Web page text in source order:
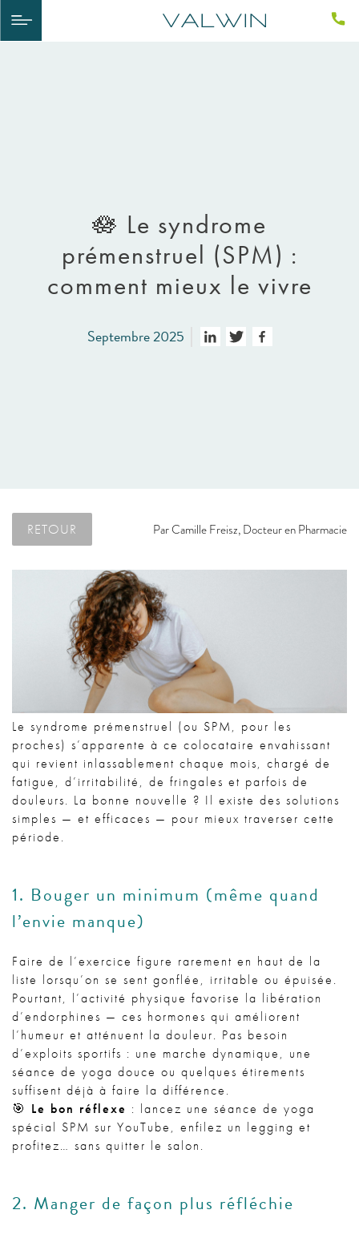
🪷​ Le syndrome
prémenstruel (SPM) :
comment mieux le vivre
Septembre 2025
RETOUR ParCamille Freisz, Docteur en Pharmacie
Le syndrome prémenstruel (ou SPM, pour les
proches) s’apparente à ce colocataire envahissant
qui revient inlassablement chaque mois, chargé de
fatigue, d’irritabilité, de fringales et parfois de
douleurs. La bonne nouvelle ? Il existe des solutions
simples — et efficaces — pour mieux traverser cette
période.
1. Bouger un minimum (même quand
l’envie manque)
Faire de l’exercice figure rarement en haut de la
liste lorsqu’on se sent gonflée, irritable ou épuisée.
Pourtant, l’activité physique favorise la libération
d’endorphines — ces hormones qui améliorent
l’humeur et atténuent la douleur. Pas besoin
d’exploits sportifs : une marche dynamique, une
séance de yoga douce ou quelques étirements
suffisent déjà à faire la différence.
🎯 Le bon réflexe : lancez une séance de yoga
spécial SPM sur YouTube, enfilez un legging et
profitez… sans quitter le salon.
2. Manger de façon plus réfléchie